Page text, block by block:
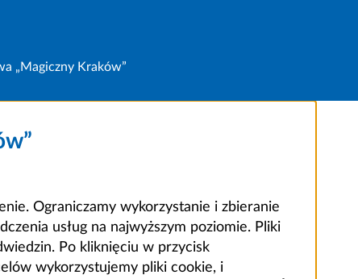
„Magiczny Kraków”
Ograniczamy wykorzystanie i zbieranie
usług na najwyższym poziomie. Pliki
Po kliknięciu w przycisk
wykorzystujemy pliki cookie, i